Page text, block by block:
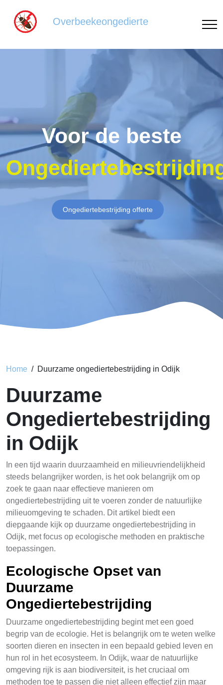
Overbeekeongedierte
Voor de beste
Ongediertebestrijding offerte
Home Duurzame ongediertebestrijding in Odijk
Duurzame
Ongediertebestrijding
in Odijk
In een tijd waarin duurzaamheid en milieuvriendelijkheid
steeds belangrijker worden, is het ook belangrijk om op
zoek te gaan naar effectieve manieren om
ongediertebestrijding uit te voeren zonder de natuurlijke
milieuomgeving te schaden. Dit artikel biedt een
diepgaande kijk op duurzame ongediertebestrijding in
Odijk, met focus op ecologische methoden en praktische
toepassingen.
Ecologische Opset van
Duurzame
Ongediertebestrijding
Duurzame ongediertebestrijding begint met een goed
begrip van de ecologie. Het is belangrijk om te weten welke
soorten dieren en insecten in een bepaald gebied leven en
hun rol in het ecosysteem. In Odijk, waar de natuurlijke
omgeving rijk is aan biodiversiteit, is het cruciaal om
methoden toe te passen die niet alleen effectief zijn maar